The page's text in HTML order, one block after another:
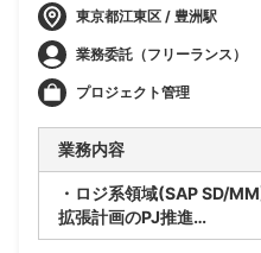
東京都江東区 / 豊洲駅
業務委託（フリーランス）
プロジェクト管理
業務内容
・ロジ系領域(SAP SD/
拡張計画のPJ推進
・要員管理、進捗管理、